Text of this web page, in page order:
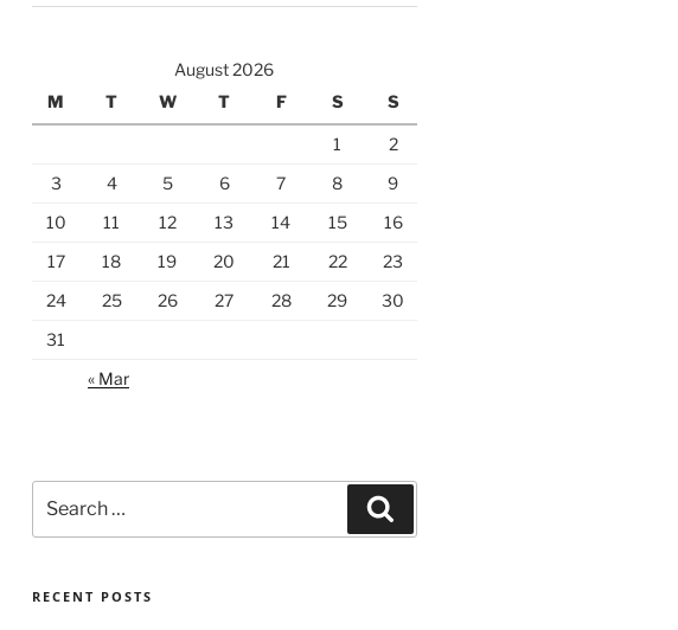
August 2026
M
T W T F S S
1
2
3
4 5 6 7 8
9
10
11 12 13 14 15
16
17
18 19 20 21 22
23
24
25 26 27 28 29
30
31
« Mar
for:
RECENT POSTS